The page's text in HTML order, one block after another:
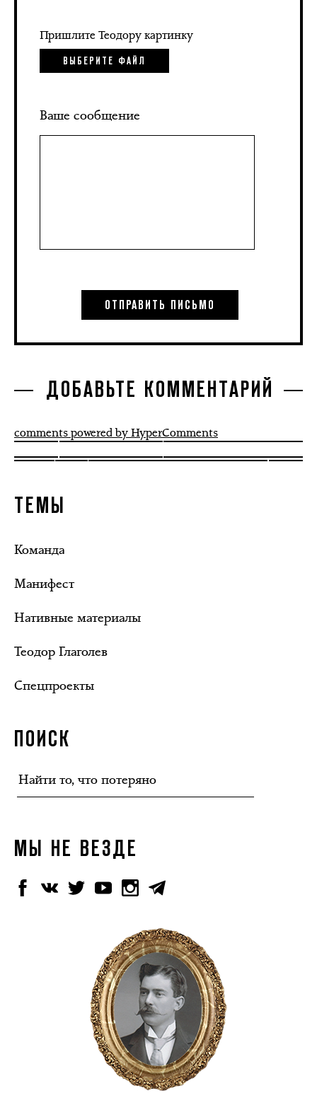
Пришлите Теодору картинку
ВЫБЕРИТЕ ФАЙЛ
Ваше сообщение
ДОБАВЬТЕ КОММЕНТАРИЙ
comments powered by HyperComments
ТЕМЫ
Команда
Манифест
Нативные материалы
Теодор Глаголев
Спецпроекты
ПОИСК
МЫ НЕ ВЕЗДЕ